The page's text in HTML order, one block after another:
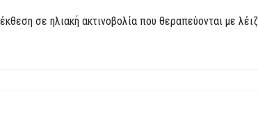
σε ηλιακή ακτινοβολία που θεραπεύονται με